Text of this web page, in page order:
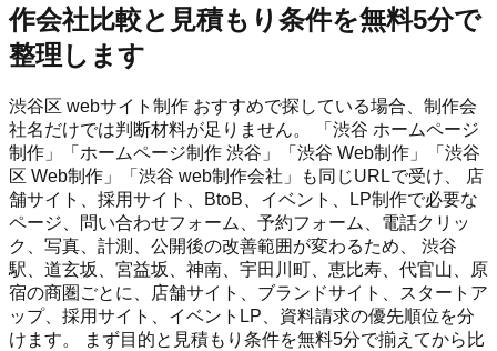
作会社比較と見積もり条件を無料5分で
整理します
渋谷区 webサイト制作 おすすめで探している場合、制作会
社名だけでは判断材料が足りません。 「渋谷 ホームページ
制作」「ホームページ制作 渋谷」「渋谷 Web制作」「渋谷
区 Web制作」「渋谷 web制作会社」も同じURLで受け、 店
舗サイト、採用サイト、BtoB、イベント、LP制作で必要な
ページ、問い合わせフォーム、予約フォーム、電話クリッ
ク、写真、計測、公開後の改善範囲が変わるため、 渋谷
駅、道玄坂、宮益坂、神南、宇田川町、恵比寿、代官山、原
宿の商圏ごとに、店舗サイト、ブランドサイト、スタートア
ップ、採用サイト、イベントLP、資料請求の優先順位を分
けます。 まず目的と見積もり条件を無料5分で揃えてから比